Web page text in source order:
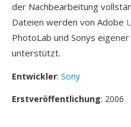
der Nachbearbeitung
Dateien werden von Adobe
PhotoLab und Sonys
unterstützt.
Entwickler: Sony
Erstveröffentlichung: 2006